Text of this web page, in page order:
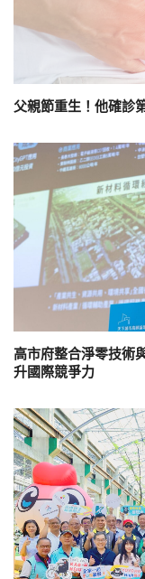
父親節重生！他確診
高市府整合淨零技
升國際競爭力